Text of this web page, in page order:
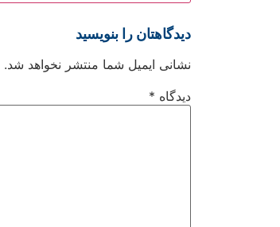
دیدگاهتان را بنویسید
نشانی ایمیل شما منتشر نخواهد شد.
دیدگاه *